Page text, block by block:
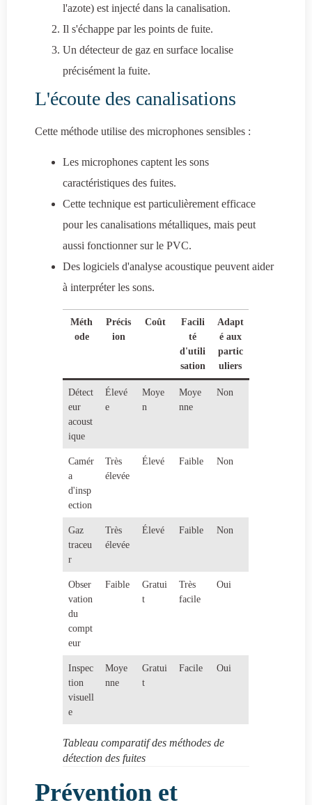
l'azote) est injecté dans la canalisation.
Il s'échappe par les points de fuite.
Un détecteur de gaz en surface localise
précisément la fuite.
L'écoute des canalisations
Cette méthode utilise des microphones sensibles :
Les microphones captent les sons
caractéristiques des fuites.
Cette technique est particulièrement efficace
pour les canalisations métalliques, mais peut
aussi fonctionner sur le PVC.
Des logiciels d'analyse acoustique peuvent aider
à interpréter les sons.
Méth
ode
Précis
ion
Coût
Facili
té
d'utili
sation
Adapt
é aux
partic
uliers
Détect
eur
acoust
ique
Élevé
e
Moye
n
Moye
nne
Non
Camér
a
d'insp
ection
Très
élevée
Élevé Faible Non
Gaz
traceu
r
Très
élevée
Élevé Faible Non
Obser
vation
du
compt
eur
Faible
Gratui
t
Très
facile
Oui
Inspec
tion
visuell
e
Moye
nne
Gratui
t
Facile Oui
Tableau comparatif des méthodes de
détection des fuites
Prévention et